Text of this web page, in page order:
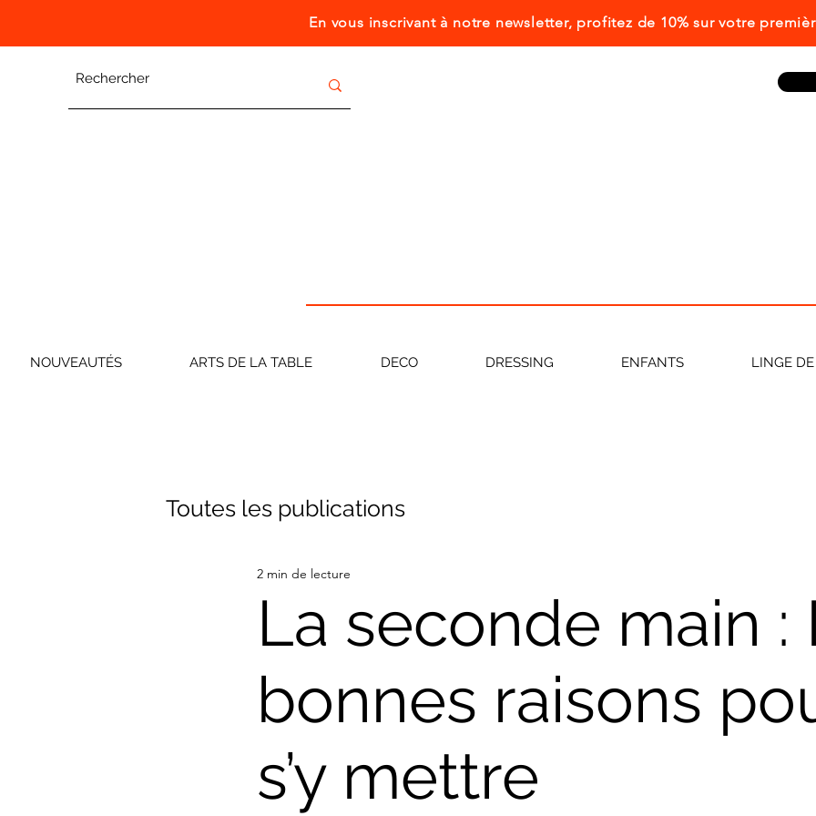
En vous inscrivant à notre newsletter, profitez de 10% sur votre
NOUVEAUTÉS ARTS DE LA TABLE DECO DRESSING ENFANTS LINGE
Toutes les publications
La seconde main :
bonnes raisons
s’y mettre
2 min de lecture